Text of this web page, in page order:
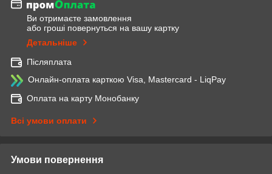
Ви отримаєте замовлення
або гроші повернуться на вашу картку
Детальніше
Післяплата
Онлайн-оплата карткою Visa, Mastercard - LiqPay
Оплата на карту Монобанку
Всі умови оплати
Умови повернення